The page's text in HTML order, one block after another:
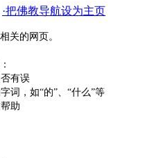
·把佛教导航设为主页
关的网页。
有误
词，如“的”、“什么”等
助